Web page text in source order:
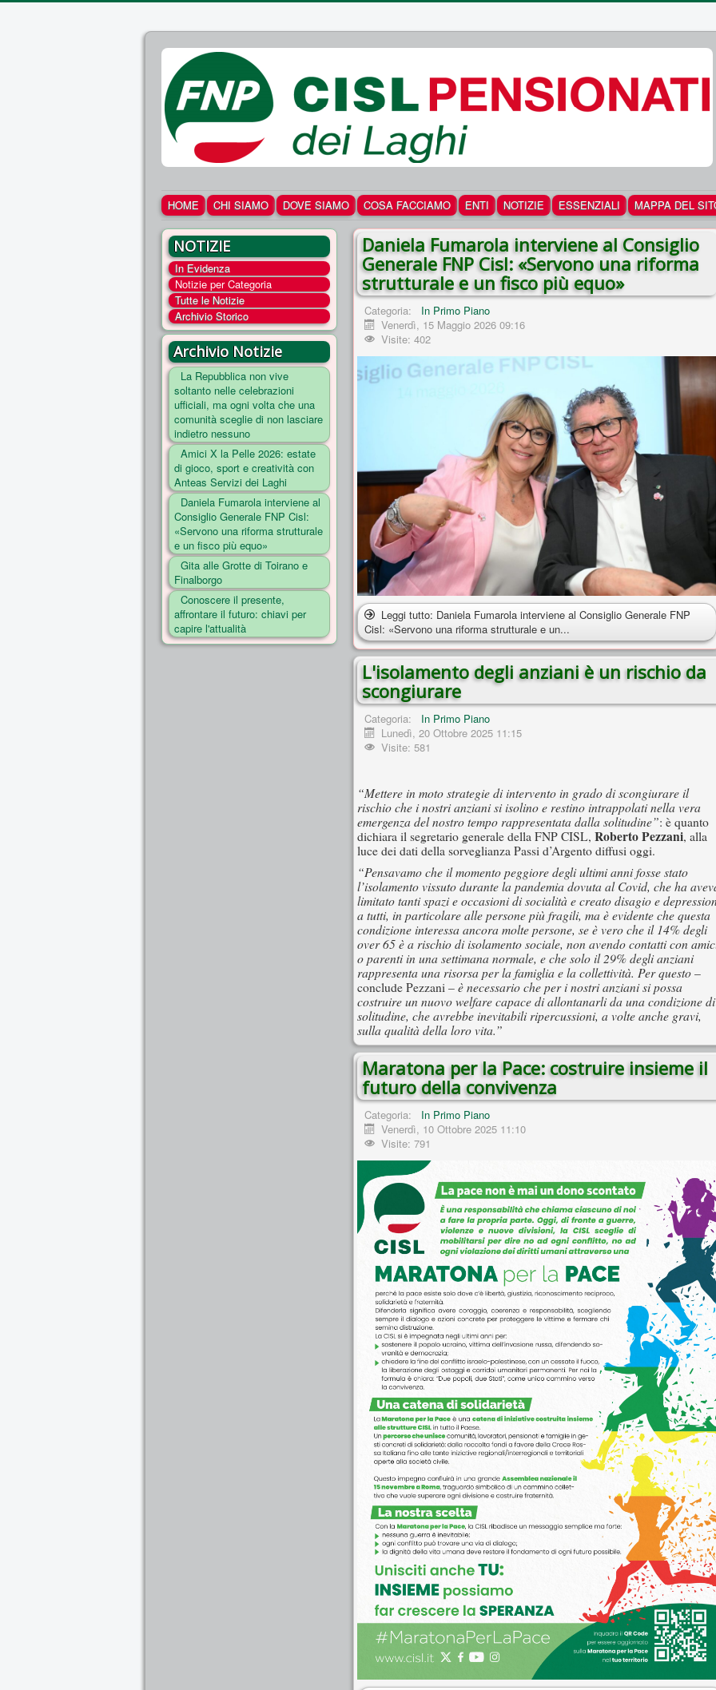
HOME CHI SIAMO DOVE SIAMO COSA FACCIAMO ENTI NOTIZIE ESSENZIALI MAPPA DEL
NOTIZIE
In Evidenza
Notizie per Categoria
Tutte le Notizie
Archivio Storico
Archivio Notizie
La Repubblica non vive
soltanto nelle celebrazioni
ufficiali, ma ogni volta che una
comunità sceglie di non lasciare
indietro nessuno
Amici X la Pelle 2026: estate
di gioco, sport e creatività con
Anteas Servizi dei Laghi
Daniela Fumarola interviene al
Consiglio Generale FNP Cisl:
«Servono una riforma strutturale
e un fisco più equo»
Gita alle Grotte di Toirano e
Finalborgo
Conoscere il presente,
affrontare il futuro: chiavi per
capire l'attualità
Daniela Fumarola interviene al Consiglio
Generale FNP Cisl: «Servono una riforma
strutturale e un fisco più equo»
Categoria:
In Primo Piano
Venerdì, 15 Maggio 2026 09:16
Visite: 402
Leggi tutto: Daniela Fumarola interviene al Consiglio Generale FNP
Cisl: «Servono una riforma strutturale e un...
L'isolamento degli anziani è un rischio da
scongiurare
Categoria:
In Primo Piano
Lunedì, 20 Ottobre 2025 11:15
Visite: 581
“Mettere in moto strategie di intervento in grado di scongiurare il
rischio che i nostri anziani si isolino e restino intrappolati nella vera
emergenza del nostro tempo rappresentata dalla solitudine”: è quanto
dichiara il segretario generale della FNP CISL, Roberto Pezzani, alla
luce dei dati della sorveglianza Passi d’Argento diffusi oggi.
“Pensavamo che il momento peggiore degli ultimi anni fosse stato
l’isolamento vissuto durante la pandemia dovuta al Covid, che ha
limitato tanti spazi e occasioni di socialità e creato disagio e
a tutti, in particolare alle persone più fragili, ma è evidente che questa
condizione interessa ancora molte persone, se è vero che il 14% degli
over 65 è a rischio di isolamento sociale, non avendo contatti con
o parenti in una settimana normale, e che solo il 29% degli anziani
rappresenta una risorsa per la famiglia e la collettività. Per questo –
conclude Pezzani – è necessario che per i nostri anziani si possa
costruire un nuovo welfare capace di allontanarli da una condizione di
solitudine, che avrebbe inevitabili ripercussioni, a volte anche gravi,
sulla qualità della loro vita.”
Maratona per la Pace: costruire insieme il
futuro della convivenza
Categoria:
In Primo Piano
Venerdì, 10 Ottobre 2025 11:10
Visite: 791